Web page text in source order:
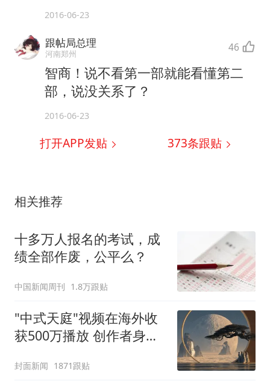
2016-06-23
跟帖局总理
河南郑州 46
智商！说不看第一部就能看懂第二
部，说没关系了？
2016-06-23
打开APP发贴 373条跟贴
相关推荐
十多万人报名的考试，成
绩全部作废，公平么？
中国新闻周刊 1.8万跟贴
"中式天庭"视频在海外收
获500万播放 创作者身份
封面新闻 1871跟贴